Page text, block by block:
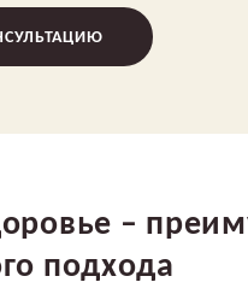
–
подхода